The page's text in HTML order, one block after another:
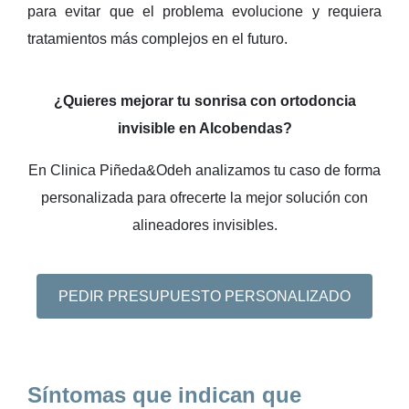
para evitar que el problema evolucione y requiera
tratamientos más complejos en el futuro.
¿Quieres mejorar tu sonrisa con ortodoncia
invisible en Alcobendas?
En Clinica Piñeda&Odeh analizamos tu caso de forma
personalizada para ofrecerte la mejor solución con
alineadores invisibles.
PEDIR PRESUPUESTO PERSONALIZADO
Síntomas que indican que